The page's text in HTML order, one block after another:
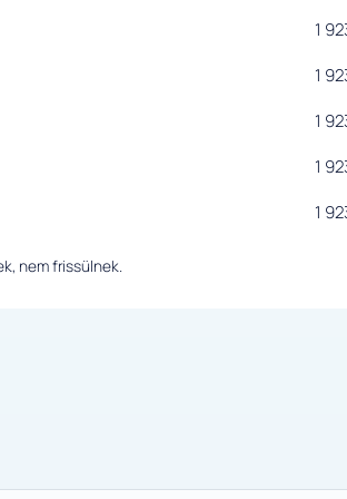
1
1
1
1
1
nem frissülnek.